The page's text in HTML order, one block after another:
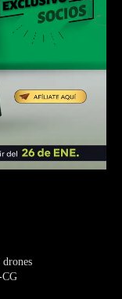
drones
CG